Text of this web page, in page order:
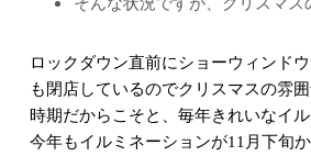
ロックダウン直前にショーウィンド
も閉店しているのでクリスマスの雰
時期だからこそと、毎年きれいなイ
今年もイルミネーションが11月下旬